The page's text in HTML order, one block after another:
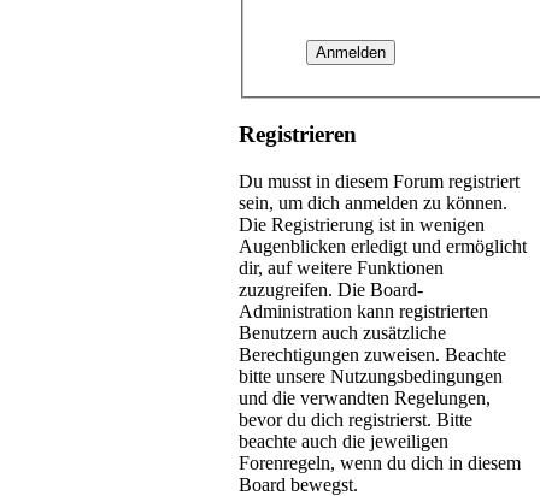
Registrieren
Du musst in diesem Forum registriert
sein, um dich anmelden zu können.
Die Registrierung ist in wenigen
Augenblicken erledigt und ermöglicht
dir, auf weitere Funktionen
zuzugreifen. Die Board-
Administration kann registrierten
Benutzern auch zusätzliche
Berechtigungen zuweisen. Beachte
bitte unsere Nutzungsbedingungen
und die verwandten Regelungen,
bevor du dich registrierst. Bitte
beachte auch die jeweiligen
Forenregeln, wenn du dich in diesem
Board bewegst.